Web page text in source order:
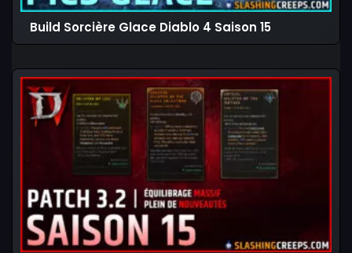
Build Sorcière Glace Diablo 4 Saison 15